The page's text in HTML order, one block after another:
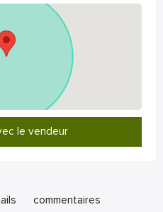
le vendeur
commentaires